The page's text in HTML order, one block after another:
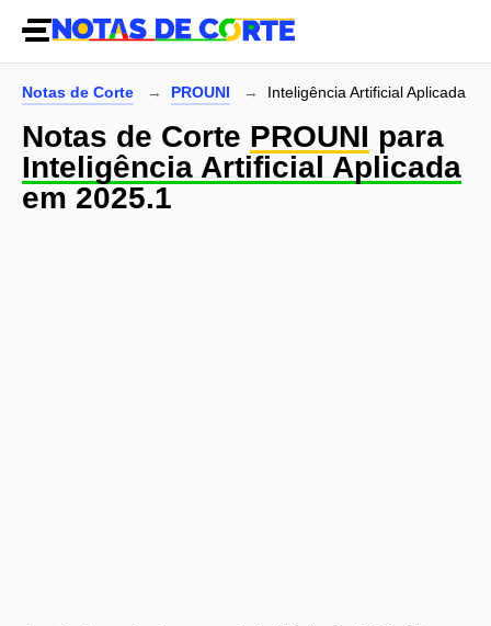
Notas de Corte PROUNI Inteligência Artificial Aplicada
Notas de Corte PROUNI para
Inteligência Artificial Aplicada
em 2025.1